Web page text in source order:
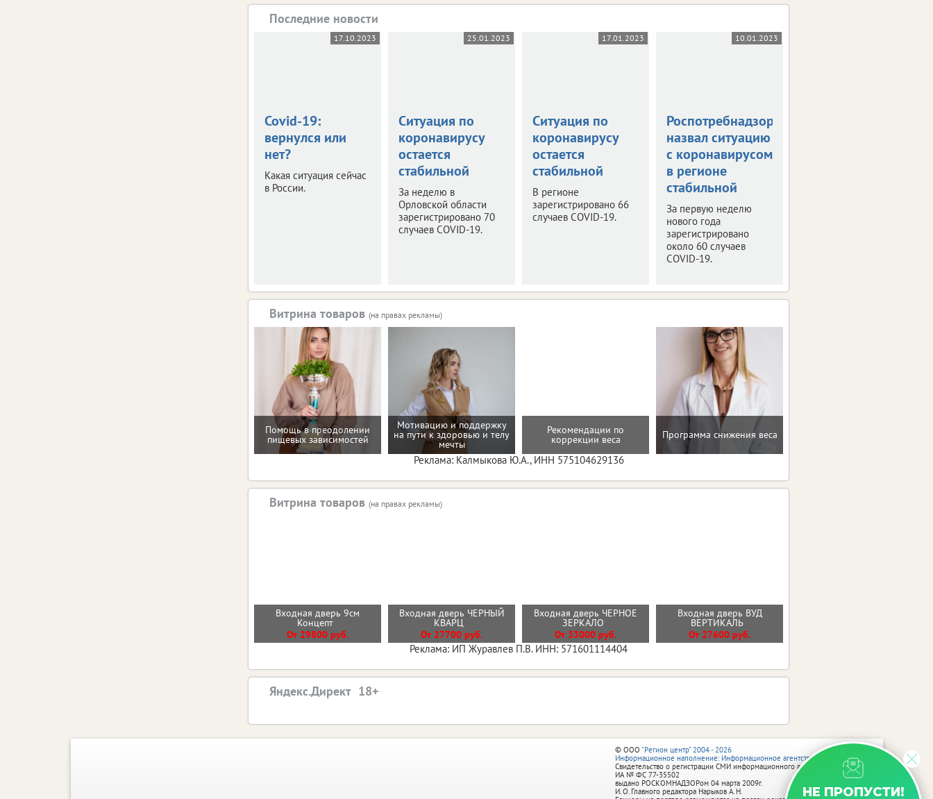
Последние новости
17.10.2023
Covid-19:
вернулся или
нет?
Какая ситуация сейчас
в России.
25.01.2023
Ситуация по
коронавирусу
остается
стабильной
За неделю в
Орловской области
зарегистрировано 70
случаев COVID-19.
17.01.2023
Ситуация по
коронавирусу
остается
стабильной
В регионе
зарегистрировано 66
случаев COVID-19.
10.01.2023
Роспотребнадзор
назвал ситуацию
с коронавирусом
в регионе
стабильной
За первую неделю
нового года
зарегистрировано
около 60 случаев
COVID-19.
Витрина товаров (на правах рекламы)
Помощь в преодолении
пищевых зависимостей
Мотивацию и поддержку
на пути к здоровью и телу
мечты
Рекомендации по
коррекции веса Программа снижения веса
Реклама: Калмыкова Ю.А., ИНН 575104629136
Витрина товаров (на правах рекламы)
Входная дверь 9см
Концепт
От 29800 руб.
Входная дверь ЧЕРНЫЙ
КВАРЦ
От 27700 руб.
Входная дверь ЧЕРНОЕ
ЗЕРКАЛО
От 33000 руб.
Входная дверь ВУД
ВЕРТИКАЛЬ
От 27600 руб.
Реклама: ИП Журавлев П.В. ИНН: 571601114404
Яндекс.Директ
НЕ ПРОПУСТИ!
© ООО "Регион центр" 2004 - 2026
Информационное наполнение: Информационное агентство vRossii.ru
Свидетельство о регистрации СМИ информационного агентства vRossii.ru
ИА № ФС 77‑35502
выдано РОСКОМНАДЗОРом 04 марта 2009г.
И. О. Главного редактора Нарыков А. Н.